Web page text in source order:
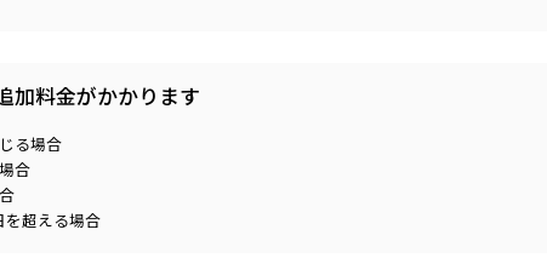
加料金がかかります
る場合
合
を超える場合